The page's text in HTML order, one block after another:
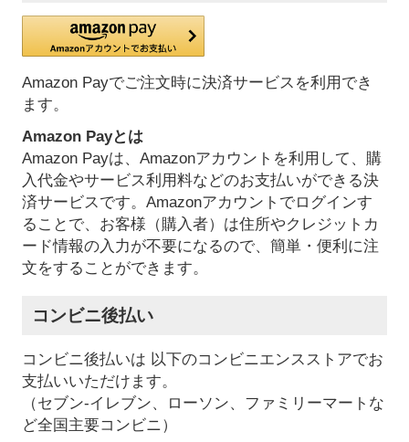
Amazon Payでご注文時に決済サービスを利用でき
ます。
Amazon Payとは
Amazon Payは、Amazonアカウントを利用して、購
入代金やサービス利用料などのお支払いができる決
済サービスです。Amazonアカウントでログインす
ることで、お客様（購入者）は住所やクレジットカ
ード情報の入力が不要になるので、簡単・便利に注
文をすることができます。
コンビニ後払い
コンビニ後払いは 以下のコンビニエンスストアでお
支払いいただけます。
（セブン-イレブン、ローソン、ファミリーマートな
ど全国主要コンビニ）